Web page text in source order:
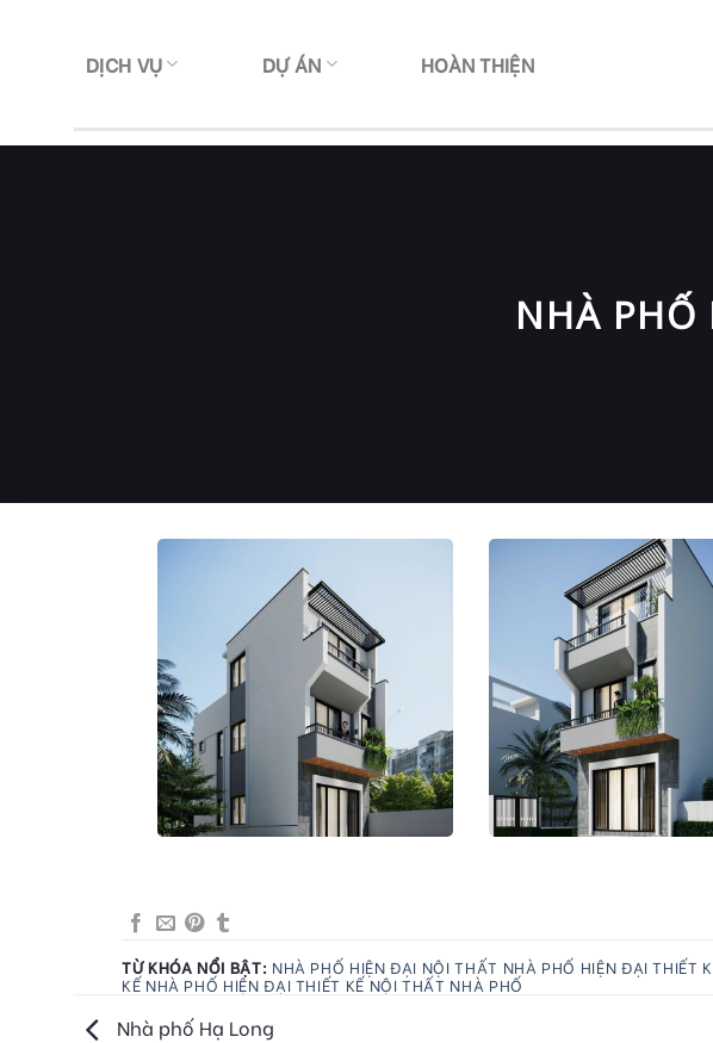
DỊCH VỤ DỰ ÁN HOÀN THIỆN
NHÀ
TỪ KHÓA NỔI BẬT: NHÀ PHỐ HIỆN ĐẠI NỘI THẤT NHÀ PHỐ HIỆN ĐẠI THIẾT
KẾ NHÀ PHỐ HIỆN ĐẠI THIẾT KẾ NỘI THẤT NHÀ PHỐ
Nhà phố Hạ Long